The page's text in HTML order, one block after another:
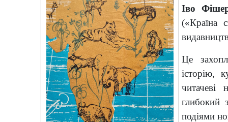
Іво
(«Країна
Це
історію,
читачеві
глибокий
подіями